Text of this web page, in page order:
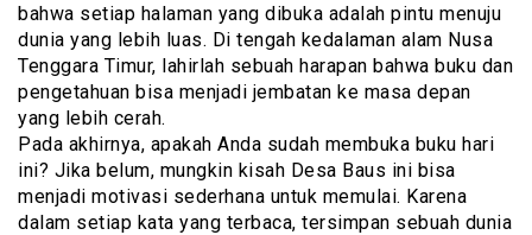
bahwa setiap halaman yang dibuka adalah pintu menuju
dunia yang lebih luas. Di tengah kedalaman alam Nusa
Tenggara Timur, lahirlah sebuah harapan bahwa buku dan
pengetahuan bisa menjadi jembatan ke masa depan
yang lebih cerah.
Pada akhirnya, apakah Anda sudah membuka buku hari
ini? Jika belum, mungkin kisah Desa Baus ini bisa
menjadi motivasi sederhana untuk memulai. Karena
dalam setiap kata yang terbaca, tersimpan sebuah dunia